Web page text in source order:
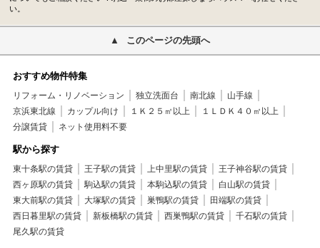
い。
このページの先頭へ
おすすめ物件特集
リフォーム・リノベーション 独立洗面台 南北線
山手線
京浜東北線
カップル向け １Ｋ２５㎡以上
１ＬＤＫ４０㎡以上
分譲賃貸
ネット使用料不要
駅から探す
東十条駅の賃貸 王子駅の賃貸 上中里駅の賃貸
王子神谷駅の賃貸
西ヶ原駅の賃貸
駒込駅の賃貸 本駒込駅の賃貸
白山駅の賃貸
東大前駅の賃貸
大塚駅の賃貸 巣鴨駅の賃貸
田端駅の賃貸
西日暮里駅の賃貸
新板橋駅の賃貸 西巣鴨駅の賃貸
千石駅の賃貸
尾久駅の賃貸